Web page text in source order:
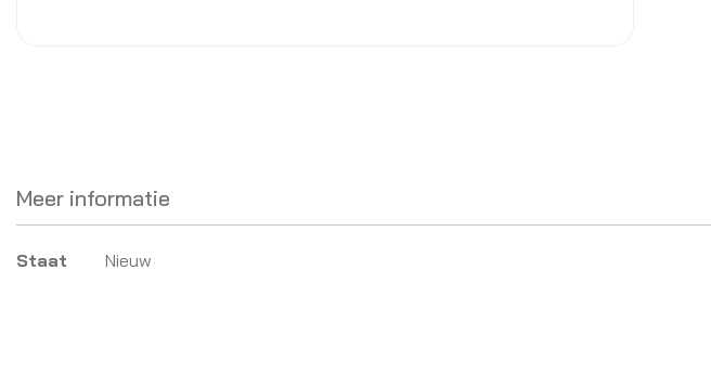
Meer informatie
Meer
Staat Nieuw